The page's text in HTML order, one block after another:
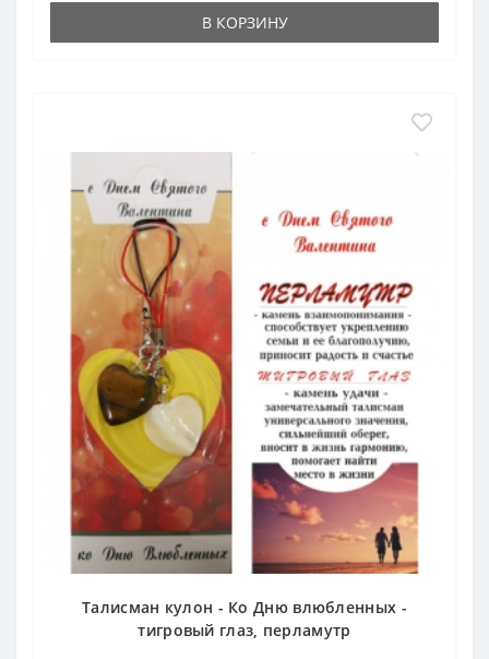
В КОРЗИНУ
Талисман кулон - Ко Дню влюбленных -
тигровый глаз, перламутр